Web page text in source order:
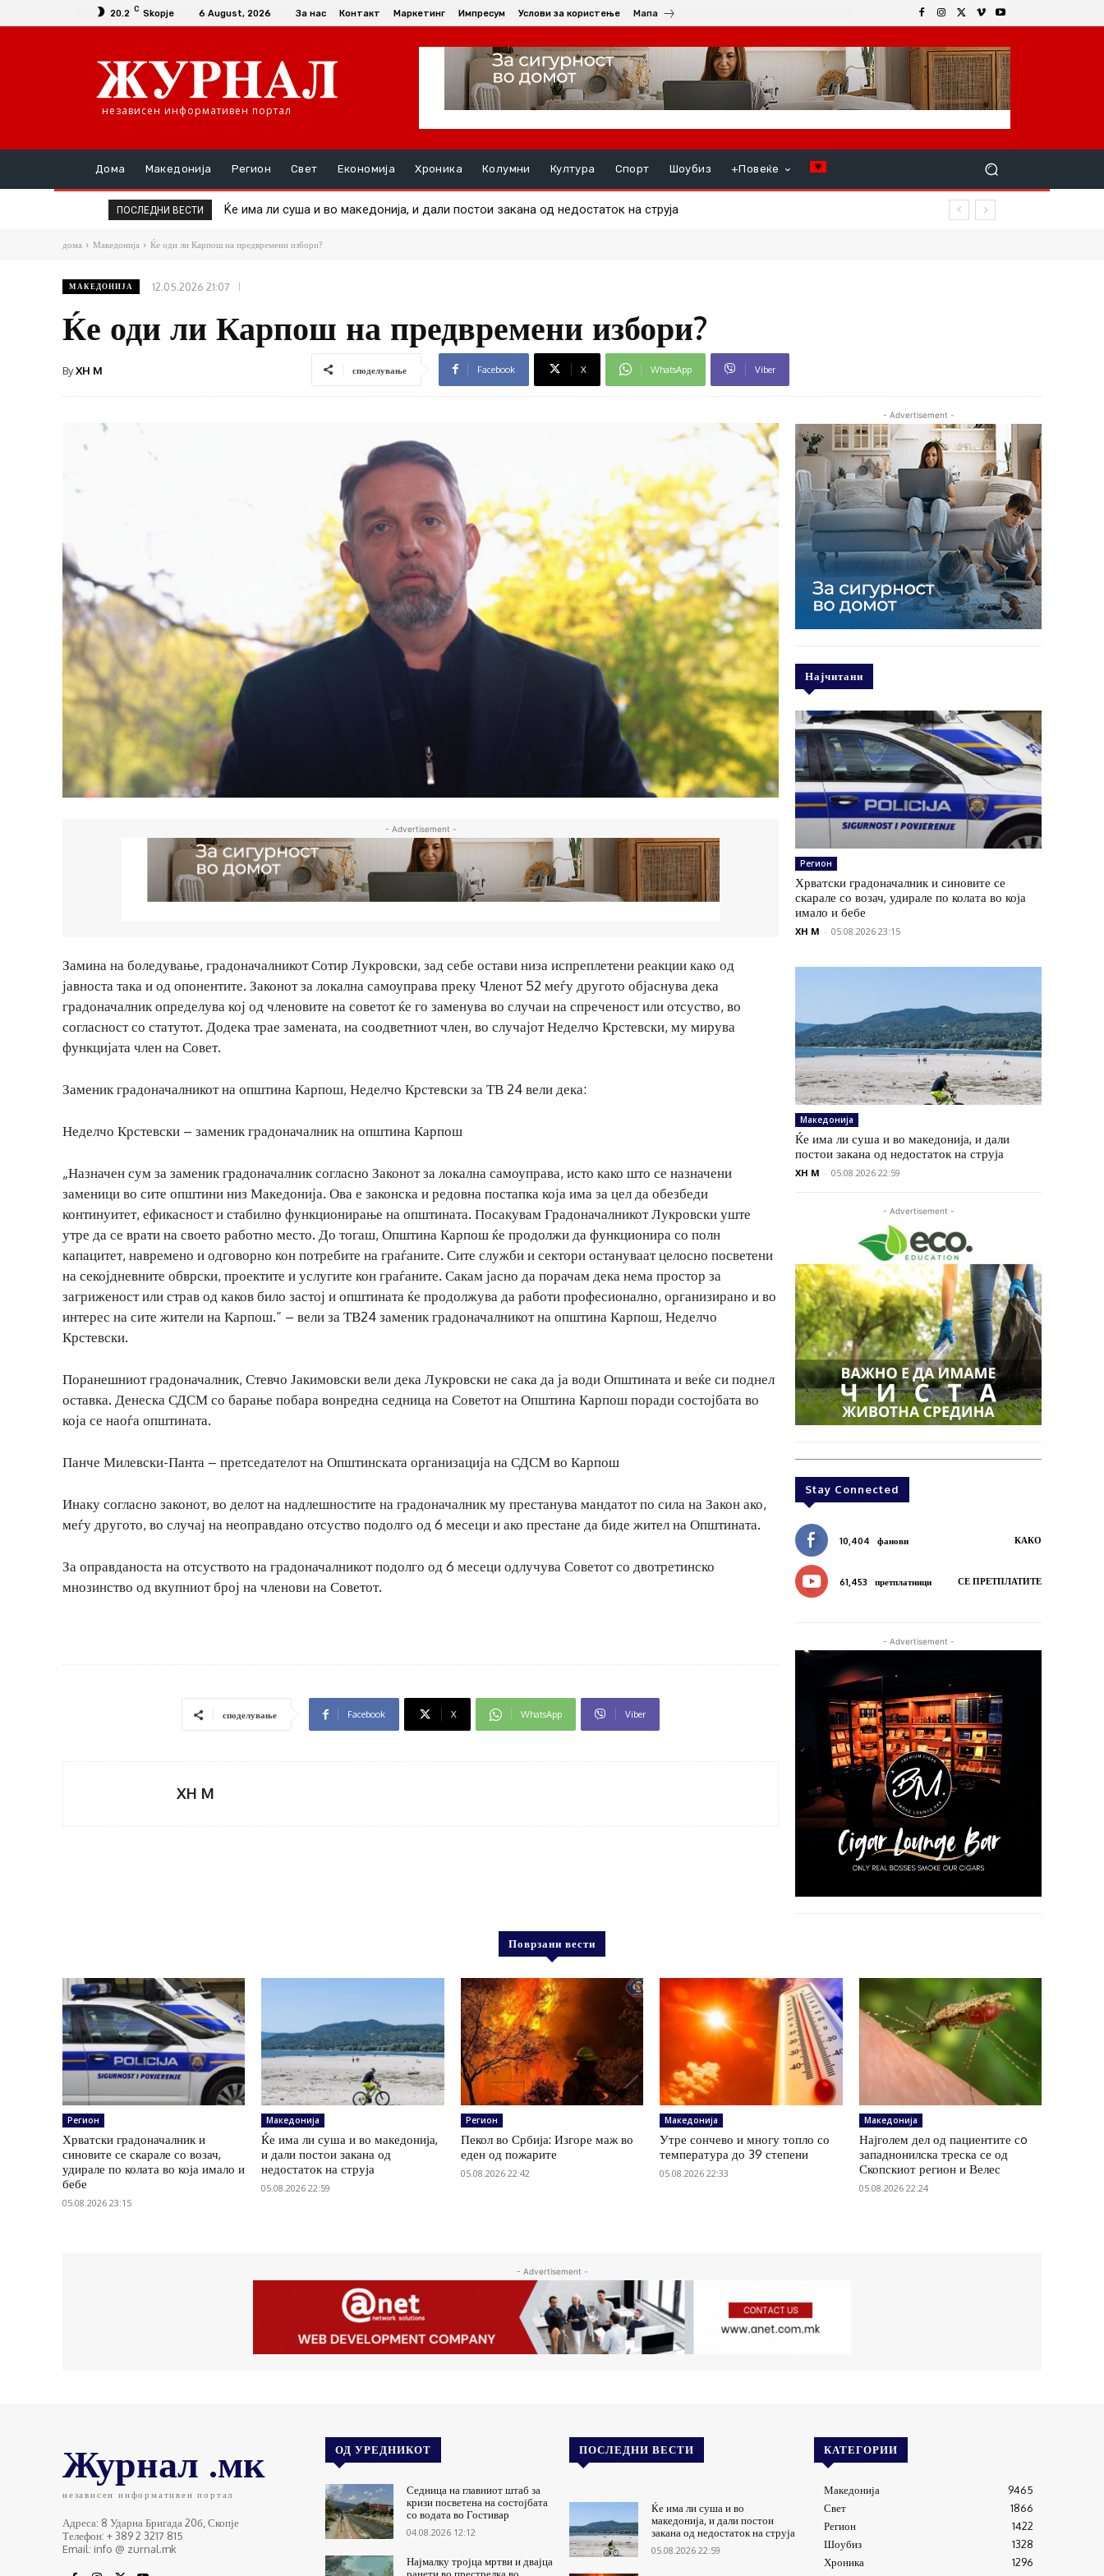
20.2 C Skopje 6 August, 2026 За нас Контакт Маркетинг Импресум Услови за користење Мапа
независен информативен портал
Дома Македонија Регион Свет Економија Хроника Колумни Култура Спорт Шоубиз +Повеќе
ПОСЛЕДНИ ВЕСТИ Ќе има ли суша и во македонија, и дали постои закана од недостаток на струја
Пекол во Србија: Изгоре маж во еден од пожарите
дома Македонија Ќе оди ли Карпош на предвремени избори?
МАКЕДОНИЈА 12.05.2026 21:07
Ќе оди ли Карпош на предвремени избори?
ByXH M споделување Facebook X WhatsApp Viber
- Advertisement -
Замина на боледување, градоначалникот Сотир Лукровски, зад себе остави низа испреплетени реакции како од
јавноста така и од опонентите. Законот за локална самоуправа преку Членот 52 меѓу другото објаснува дека
градоначалник определува кој од членовите на советот ќе го заменува во случаи на спреченост или отсуство, во
согласност со статутот. Додека трае замената, на соодветниот член, во случајот Неделчо Крстевски, му мирува
функцијата член на Совет.
Заменик градоначалникот на општина Карпош, Неделчо Крстевски за ТВ 24 вели дека:
Неделчо Крстевски – заменик градоначалник на општина Карпош
„Назначен сум за заменик градоначалник согласно Законот за локална самоуправа, исто како што се назначени
заменици во сите општини низ Македонија. Ова е законска и редовна постапка која има за цел да обезбеди
континуитет, ефикасност и стабилно функционирање на општината. Посакувам Градоначалникот Лукровски уште
утре да се врати на своето работно место. До тогаш, Општина Карпош ќе продолжи да функционира со полн
капацитет, навремено и одговорно кон потребите на граѓаните. Сите служби и сектори остануваат целосно посветени
на секојдневните обврски, проектите и услугите кон граѓаните. Сакам јасно да порачам дека нема простор за
загриженост или страв од каков било застој и општината ќе продолжува да работи професионално, организирано и во
интерес на сите жители на Карпош.“ – вели за ТВ24 заменик градоначалникот на општина Карпош, Неделчо
Крстевски.
Поранешниот градоначалник, Стевчо Јакимовски вели дека Лукровски не сака да ја води Општината и веќе си поднел
оставка. Денеска СДСМ со барање побара вонредна седница на Советот на Општина Карпош поради состојбата во
која се наоѓа општината.
Панче Милевски-Панта – претседателот на Општинската организација на СДСМ во Карпош
Инаку согласно законот, во делот на надлешностите на градоначалник му престанува мандатот по сила на Закон ако,
меѓу другото, во случај на неоправдано отсуство подолго од 6 месеци и ако престане да биде жител на Општината.
За оправданоста на отсуството на градоначалникот подолго од 6 месеци одлучува Советот со двотретинско
мнозинство од вкупниот број на членови на Советот.
споделување Facebook X WhatsApp Viber
XH M
- Advertisement -
Најчитани
Регион
Хрватски градоначалник и синовите се
скарале со возач, удирале по колата во која
имало и бебе
XH M - 05.08.2026 23:15
Македонија
Ќе има ли суша и во македонија, и дали
постои закана од недостаток на струја
XH M - 05.08.2026 22:59
- Advertisement -
Stay Connected
10,404 фанови КАКО
61,453 претплатници СЕ ПРЕТПЛАТИТЕ
- Advertisement -
Поврзани вести
Регион
Хрватски градоначалник и
синовите се скарале со возач,
удирале по колата во која имало и
бебе
05.08.2026 23:15
Македонија
Ќе има ли суша и во македонија,
и дали постои закана од
недостаток на струја
05.08.2026 22:59
Регион
Пекол во Србија: Изгоре маж во
еден од пожарите
05.08.2026 22:42
Македонија
Утре сончево и многу топло со
температура до 39 степени
05.08.2026 22:33
Македонија
Најголем дел од пациентите сo
западнонилска треска се од
Скопскиот регион и Велес
05.08.2026 22:24
- Advertisement -
Журнал .мк
независен информативен портал
Адреса: 8 Ударна Бригада 20б, Скопје
Телефон: + 389 2 3217 815
Email: info @ zurnal.mk
ОД УРЕДНИКОТ
Седница на главниот штаб за
кризи посветена на состојбата
со водата во Гостивар
04.08.2026 12:12
Најмалку тројца мртви и двајца
ПОСЛЕДНИ ВЕСТИ
Ќе има ли суша и во
македонија, и дали постои
закана од недостаток на струја
05.08.2026 22:59
КАТЕГОРИИ
Македонија
9465
Свет
1866
Регион
1422
Шоубиз
1328
Хроника
1296